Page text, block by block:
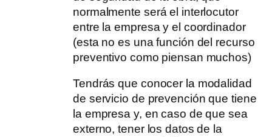
normalmente será el interlocutor
entre la empresa y el coordinador
(esta no es una función del recurso
preventivo como piensan muchos)
Tendrás que conocer la modalidad
de servicio de prevención que tiene
la empresa y, en caso de que sea
externo, tener los datos de la